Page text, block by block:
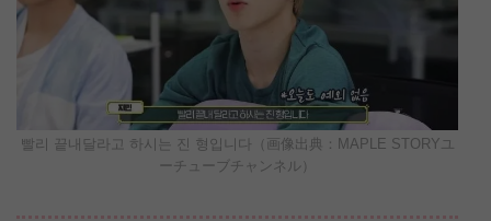
빨리 끝내달라고 하시는 진 형입니다（画像出典：MAPLE STORYユ
ーチューブチャンネル）